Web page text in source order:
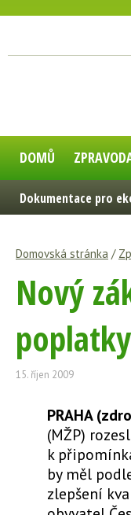
DOMŮ
Dokumentace pro
Domovská stránka /
Nový
15. říjen 2009
PRAHA
(MŽP)
k
by měl
zlepšení